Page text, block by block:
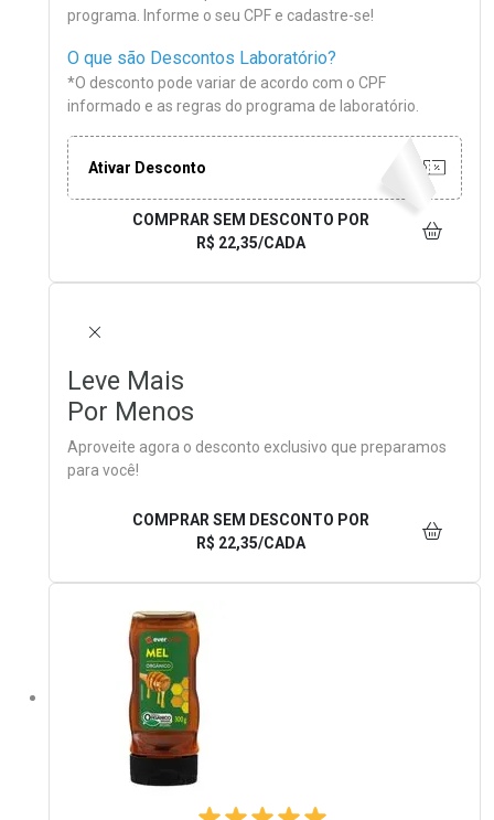
programa. Informe o seu CPF e cadastre-se!
O que são Descontos Laboratório?
*O desconto pode variar de acordo com o CPF
informado e as regras do programa de laboratório.
Ativar Desconto
COMPRAR SEM DESCONTO POR
R$ 22,35/CADA
FECHAR
Leve Mais
Por Menos
Aproveite agora o desconto exclusivo que preparamos
para você!
COMPRAR SEM DESCONTO POR
R$ 22,35/CADA